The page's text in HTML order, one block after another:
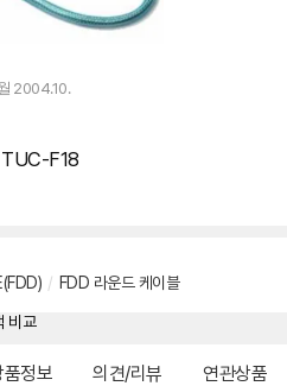
2004.10.
TUC-F18
/ FDD 라운드 케이블
품정보 의견/리뷰 연관상품